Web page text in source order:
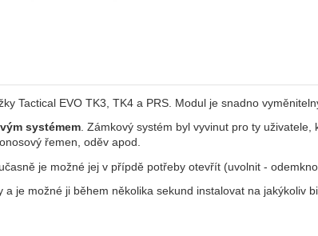
Tactical EVO TK3, TK4 a PRS. Modul je snadno
systémem. Zámkový systém byl vyvinut pro ty
řemen, oděv apod.
je možné jej v přípdě potřeby otevřít (uvolnit -
je možné ji během několika sekund instalovat na jakýkoliv